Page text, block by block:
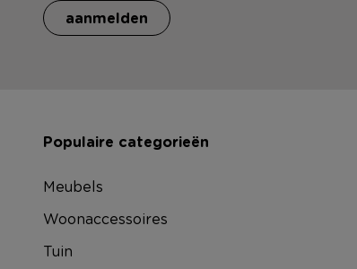
aanmelden
Populaire categorieën
Meubels
Woonaccessoires
Tuin